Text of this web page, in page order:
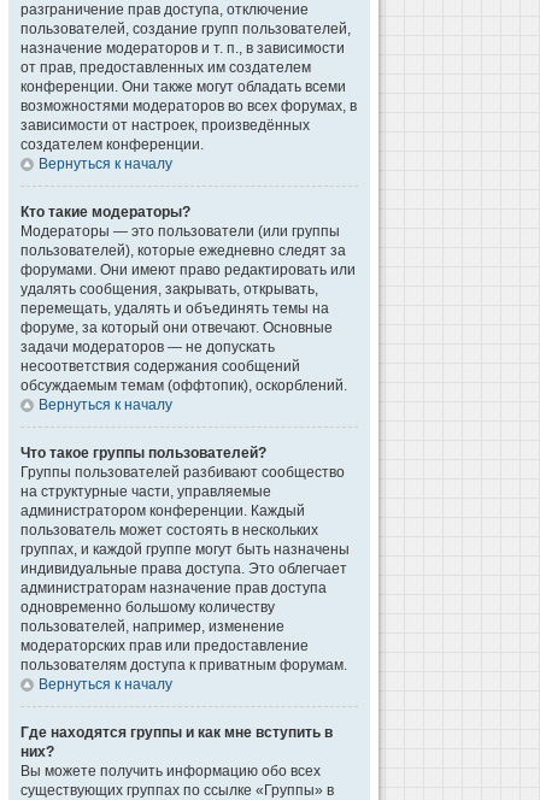
разграничение прав доступа, отключение
пользователей, создание групп пользователей,
назначение модераторов и т. п., в зависимости
от прав, предоставленных им создателем
конференции. Они также могут обладать всеми
возможностями модераторов во всех форумах, в
зависимости от настроек, произведённых
создателем конференции.
Вернуться к началу
Кто такие модераторы?
Модераторы — это пользователи (или группы
пользователей), которые ежедневно следят за
форумами. Они имеют право редактировать или
удалять сообщения, закрывать, открывать,
перемещать, удалять и объединять темы на
форуме, за который они отвечают. Основные
задачи модераторов — не допускать
несоответствия содержания сообщений
обсуждаемым темам (оффтопик), оскорблений.
Вернуться к началу
Что такое группы пользователей?
Группы пользователей разбивают сообщество
на структурные части, управляемые
администратором конференции. Каждый
пользователь может состоять в нескольких
группах, и каждой группе могут быть назначены
индивидуальные права доступа. Это облегчает
администраторам назначение прав доступа
одновременно большому количеству
пользователей, например, изменение
модераторских прав или предоставление
пользователям доступа к приватным форумам.
Вернуться к началу
Где находятся группы и как мне вступить в
них?
Вы можете получить информацию обо всех
существующих группах по ссылке «Группы» в